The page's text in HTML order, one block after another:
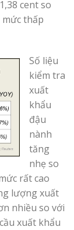
cent so
mức thấp
Số liệu
kiểm tra
xuất
khẩu
đậu
nành
tăng
nhẹ so
rất cao
lượng xuất
nhiều so với
xuất khẩu